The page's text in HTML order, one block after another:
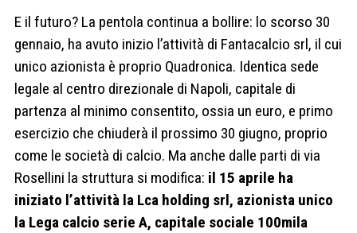
E il futuro? La pentola continua a bollire: lo scorso 30
gennaio, ha avuto inizio l’attività di Fantacalcio srl, il cui
unico azionista è proprio Quadronica. Identica sede
legale al centro direzionale di Napoli, capitale di
partenza al minimo consentito, ossia un euro, e primo
esercizio che chiuderà il prossimo 30 giugno, proprio
come le società di calcio. Ma anche dalle parti di via
Rosellini la struttura si modifica: il 15 aprile ha
iniziato l’attività la Lca holding srl, azionista unico
la Lega calcio serie A, capitale sociale 100mila